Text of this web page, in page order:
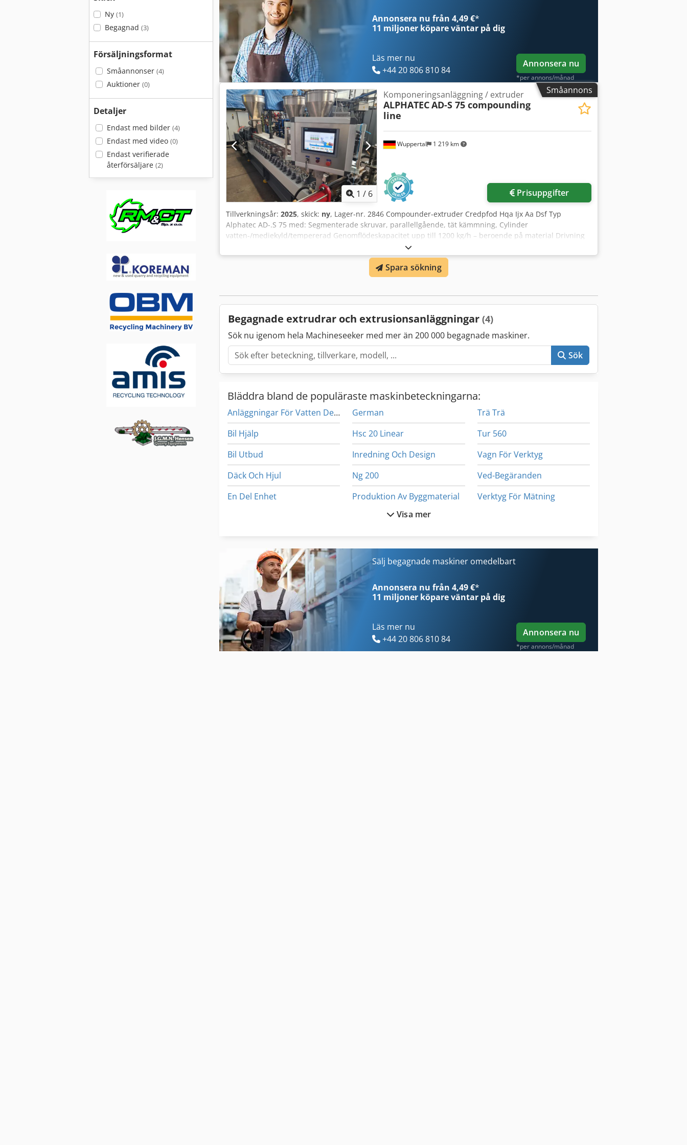
Ny (1)
Begagnad (3)
Försäljningsformat
Småannonser (4)
Auktioner (0)
Detaljer
Endast med bilder (4)
Endast med video (0)
Endast verifierade
återförsäljare (2)
och fungerar felfritt. Anläggningen är i nyskick och omedelbart klar för användning.
Annonsera nu från 4,49 €*
11 miljoner köpareväntar på dig
Läs mer nu
+44 20 806 810 84
Annonsera nu
*per annons/månad
Småannons
1 / 6
Wuppertal 1 219 km
Komponeringsanläggning / extruder
ALPHATECAD-S 75 compounding
line
Prisuppgifter
Tillverkningsår: 2025, skick: ny, Lager-nr. 2846 Compounder-extruder Credpfod Hqa Ijx Aa Dsf Typ
Alphatec AD-.S 75 med: Segmenterade skruvar, parallellgående, tät kämmning, Cylinder
vatten-/mediekyld/tempererad Genomflödeskapacitet upp till 1200 kg/h – beroende på material Drivning
250 kW – AC 48 L/D R+W säkerhetskoppling 3x avgaszoner, 1x vakuumpump med kondensatavskiljare 2x
sidomatningar typ ZS-B Siemens styrsystem med Touch HMI TILLVAL: > Smältfilter/siktväxlare >
Granuleringssystem: Sträng ST-, vattenring WRG eller undervattensgranuering UWG > Skruvkonfiguration
enligt era krav > Materialdoseringar: volymetrisk eller gravimetrisk > Ytterligare tillbehör Besök oss i vår
Spara sökning
Begagnade extrudrar och extrusionsanläggningar (4)
Sök nu igenom hela Machineseeker med mer än 200 000 begagnade maskiner.
Sök
Bläddra bland de populäraste maskinbeteckningarna:
Anläggningar För Vatten Destillation
Bil Hjälp
Bil Utbud
Däck Och Hjul
En Del Enhet
Fin Struktur
Fönstret För
German
Hsc 20 Linear
Inredning Och Design
Ng 200
Produktion Av Byggmaterial
Trailer För
Trä Torktumlare
Trä Trä
Tur 560
Vagn För Verktyg
Ved-Begäranden
Verktyg För Mätning
Visa mer
Sälj begagnade maskiner omedelbart
Annonsera nu från 4,49 €*
11 miljoner köpareväntar på dig
Läs mer nu
+44 20 806 810 84
Annonsera nu
*per annons/månad